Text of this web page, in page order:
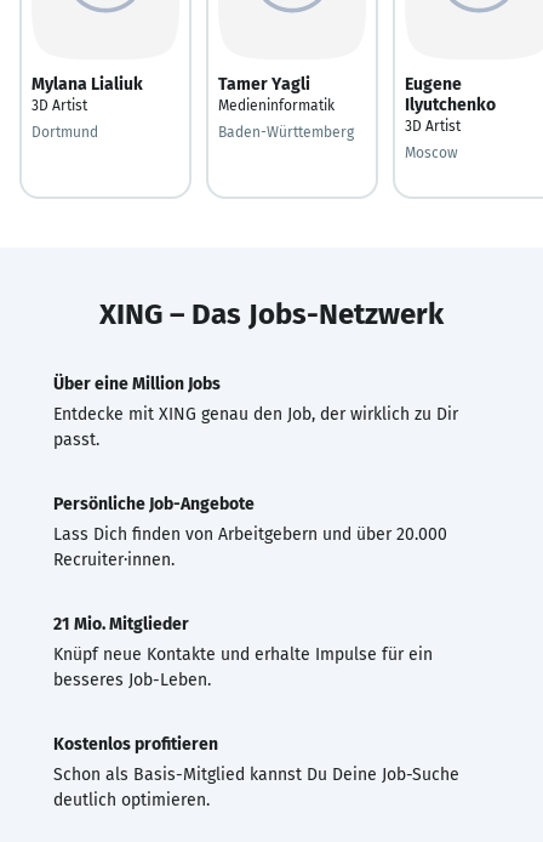
Mylana Lialiuk
3D Artist
Dortmund
Tamer Yagli
Medieninformatik
Baden-Württemberg
Eugene
Ilyutchenko
3D Artist
Moscow
XING – Das Jobs-Netzwerk
Über eine Million Jobs
Entdecke mit XING genau den Job, der wirklich zu Dir
passt.
Persönliche Job-Angebote
Lass Dich finden von Arbeitgebern und über 20.000
Recruiter·innen.
21 Mio. Mitglieder
Knüpf neue Kontakte und erhalte Impulse für ein
besseres Job-Leben.
Kostenlos profitieren
Schon als Basis-Mitglied kannst Du Deine Job-Suche
deutlich optimieren.